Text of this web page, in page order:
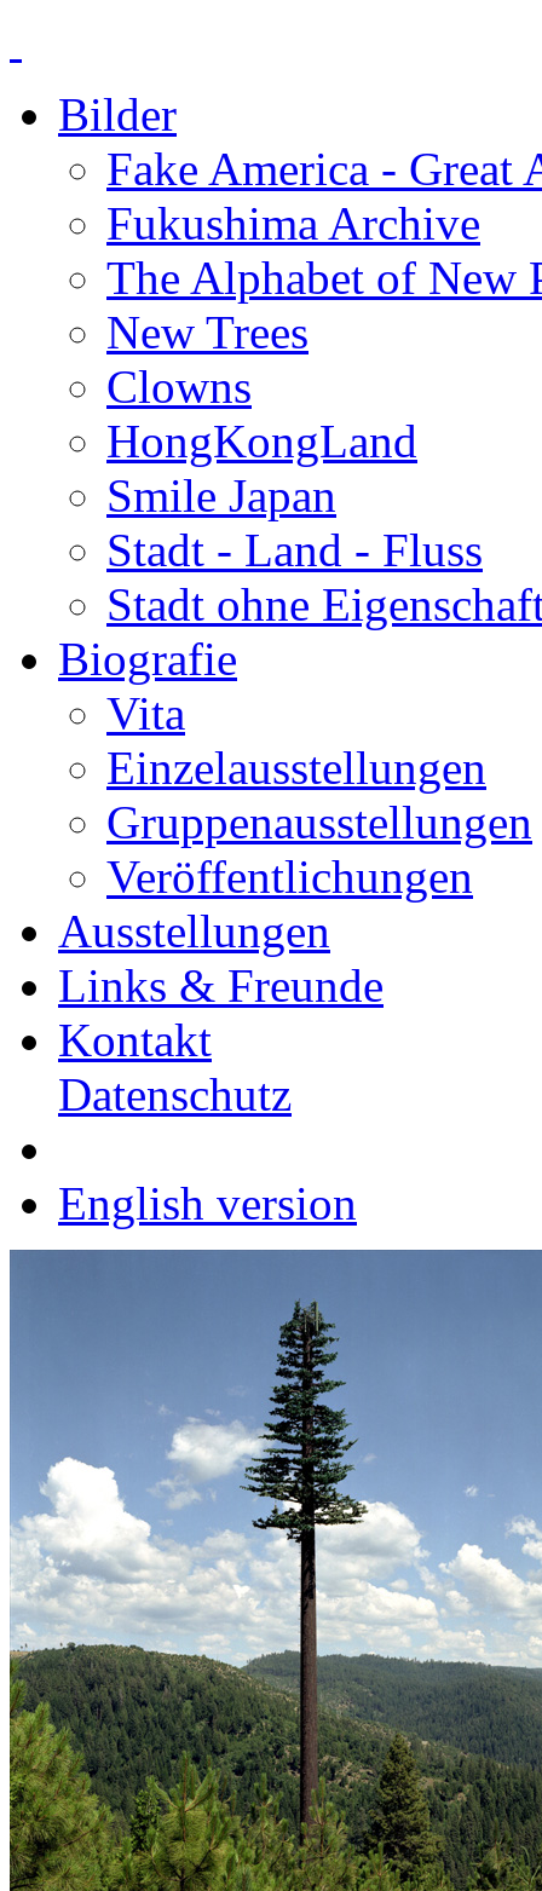
Bilder
Fake America - Great
Fukushima Archive
The Alphabet of New
New Trees
Clowns
HongKongLand
Smile Japan
Stadt - Land - Fluss
Stadt ohne
Biografie
Vita
Einzelausstellungen
Gruppenausstellungen
Veröffentlichungen
Ausstellungen
Links & Freunde
Kontakt
Datenschutz
English version